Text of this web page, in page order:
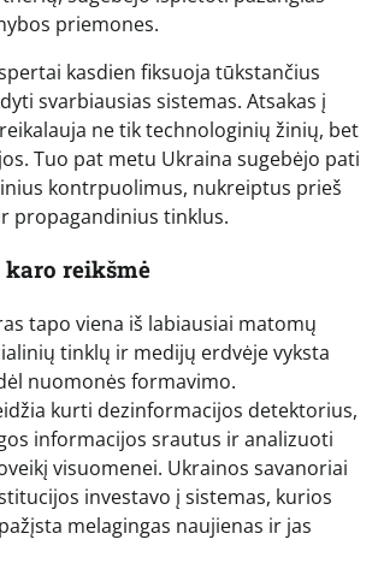
priemones.
kasdien fiksuoja tūkstančius
svarbiausias sistemas. Atsakas į
ne tik technologinių žinių, bet
Tuo pat metu Ukraina sugebėjo pati
kontrpuolimus, nukreiptus prieš
propagandinius tinklus.
reikšmė
tapo viena iš labiausiai matomų
tinklų ir medijų erdvėje vyksta
nuomonės formavimo.
kurti dezinformacijos detektorius,
informacijos srautus ir analizuoti
visuomenei. Ukrainos savanoriai
investavo į sistemas, kurios
melagingas naujienas ir jas